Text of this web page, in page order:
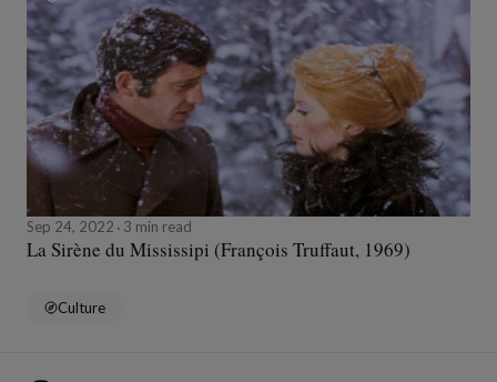
Sep 24, 2022 3 min read
La Sirène du Mississipi (François Truffaut, 1969)
Culture